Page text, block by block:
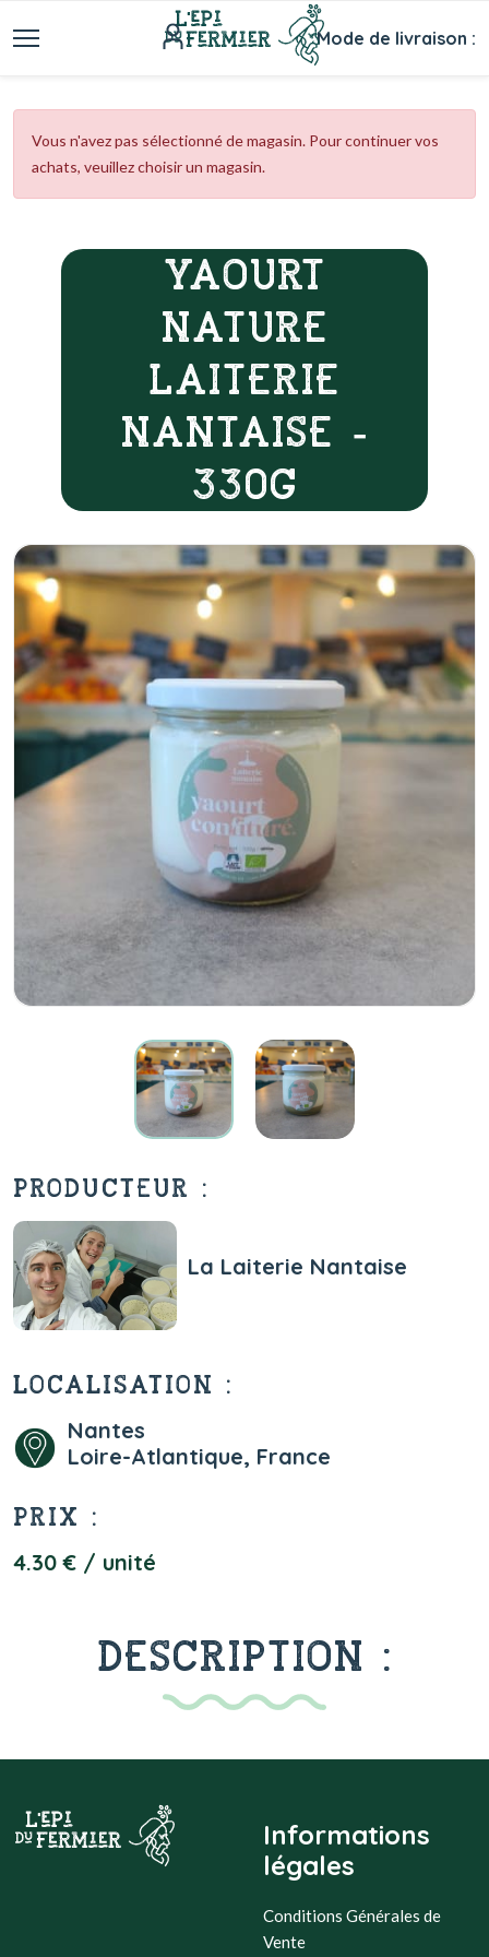
Mode de livraison :
Vous n'avez pas sélectionné de magasin. Pour continuer vos
achats, veuillez choisir un magasin.
YAOURT
NATURE
LAITERIE
NANTAISE -
330G
PRODUCTEUR :
La Laiterie Nantaise
LOCALISATION :
Nantes
Loire-Atlantique, France
PRIX :
4.30 € / unité
DESCRIPTION :
Informations
légales
Conditions Générales de
Vente